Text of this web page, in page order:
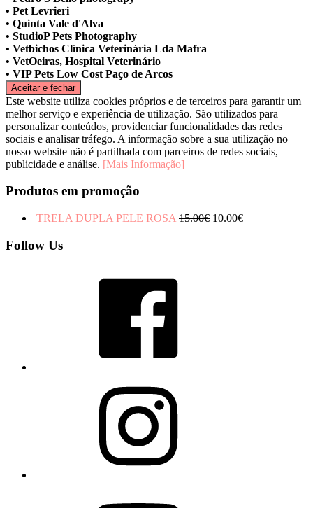
• Pet Levrieri
• Quinta Vale d'Alva
• StudioP Pets Photography
• Vetbichos Clínica Veterinária Lda Mafra
• VetOeiras, Hospital Veterinário
• VIP Pets Low Cost Paço de Arcos
Este website utiliza cookies próprios e de terceiros para garantir um
melhor serviço e experiência de utilização. São utilizados para
personalizar conteúdos, providenciar funcionalidades das redes
sociais e analisar tráfego. A informação sobre a sua utilização no
nosso website não é partilhada com parceiros de redes sociais,
publicidade e análise. [Mais Informação]
Produtos em promoção
TRELA DUPLA PELE ROSA 15.00€ 10.00€
Follow Us